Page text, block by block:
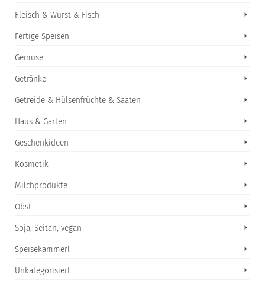
Fleisch & Wurst & Fisch
Fertige Speisen
Gemüse
Getränke
Getreide & Hülsenfrüchte & Saaten
Haus & Garten
Geschenkideen
Kosmetik
Milchprodukte
Obst
Soja, Seitan, vegan
Speisekammerl
Unkategorisiert